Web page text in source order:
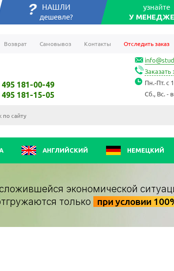
НАШЛИ
дешевле?
узнайте
У
Возврат Самовывоз Контакты Отследить заказ
495 181-00-49
495 181-15-05
Заказать
Пн.-Пт. с
Сб., Вс. -
АНГЛИЙСКИЙ НЕМЕЦКИЙ
экономической
только
при условии